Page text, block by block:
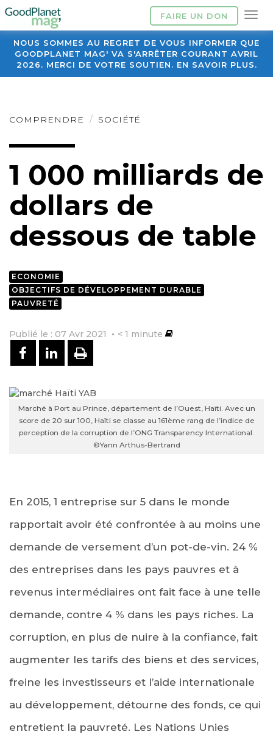
FAIRE UN DON
NOUS SOMMES AU REGRET DE VOUS INFORMER QUE
GOODPLANET MAG' VA S'ARRÊTER COURANT AVRIL
2026. MERCI DE VOTRE SOUTIEN. EN SAVOIR PLUS.
COMPRENDRE SOCIÉTÉ
1 000 milliards de
dollars de
dessous de table
ECONOMIE
OBJECTIFS DE DÉVELOPPEMENT DURABLE
PAUVRETÉ
Publié le : 07 Avr 2021 < 1 minute
PARTAGER SUR FACEBOOK
PARTAGER SUR LINKEDIN
IMPRIMER
Marché à Port au Prince, département de l’Ouest, Haïti. Avec un
score de 20 sur 100, Haïti se classe au 161ème rang de l’indice de
perception de la corruption de l’ONG Transparency International.
©Yann Arthus-Bertrand
En 2015, 1 entreprise sur 5 dans le monde
rapportait avoir été confrontée à au moins une
demande de versement d’un pot-de-vin. 24 %
des entreprises dans les pays pauvres et à
revenus intermédiaires ont fait face à une telle
demande, contre 4 % dans les pays riches. La
corruption, en plus de nuire à la confiance, fait
augmenter les tarifs des biens et des services,
freine les investisseurs et l’aide internationale
au développement, détourne des fonds, ce qui
entretient la pauvreté. Les Nations Unies